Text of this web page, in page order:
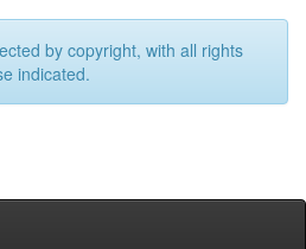
by copyright, with all rights
indicated.